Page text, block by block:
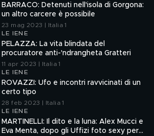
BARRACO: Detenuti nell'isola di Gorgona:
un altro carcere è possibile
23 mag 2023 | Italia 1
LE IENE
PELAZZA: La vita blindata del
procuratore anti-'ndrangheta Gratteri
11 apr 2023 | Italia 1
LE IENE
ROVAZZI: Ufo e incontri ravvicinati di un
certo tipo
28 feb 2023 | Italia 1
LE IENE
MARTINELLI: Il dito e la luna: Alex Mucci e
Eva Menta, dopo gli Uffizi foto sexy per